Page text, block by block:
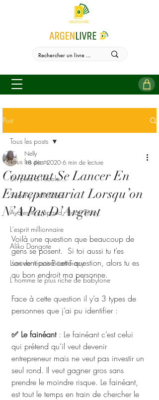
Post
Tous les posts
Un pied à l'école...
Sudehy - MINDSET
Avaler le crapaud - Brian Tracy
L'esprit millionnaire
Aliko Dangote
L'art de réussir Brian Tracy
L homme le plus riche de babylone
Tous les posts
Comment Se Lancer En
Entreprenariat Lorsqu’on
N’A Pas D’Argent
Nelly
18 déc. 2020 6 min de lecture
Voilà une question que beaucoup de
gens se posent.  Si toi aussi tu t’es
souvent posé cette question, alors tu es
au bon endroit ma personne.
Face à cette question il y’a 3 types de
personnes que j’ai pu identifier :
✅ Le fainéant : Le fainéant c’est celui
qui prétend qu’il veut devenir
entrepreneur mais ne veut pas investir un
seul rond. Il veut gagner gros sans
prendre le moindre risque. Le fainéant,
est tout le temps en train de chercher le